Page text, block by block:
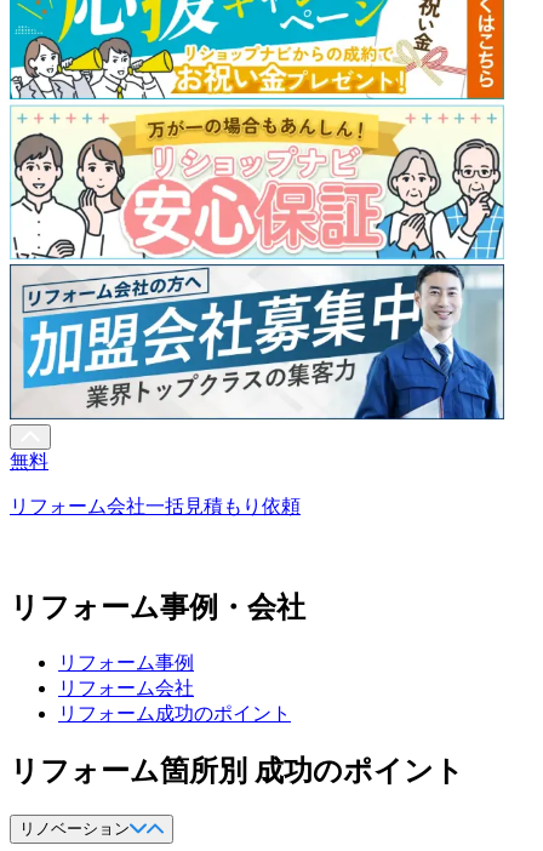
無料
リフォーム会社一括見積もり依頼
リフォーム事例・会社
リフォーム事例
リフォーム会社
リフォーム成功のポイント
リフォーム箇所別 成功のポイント
リノベーション